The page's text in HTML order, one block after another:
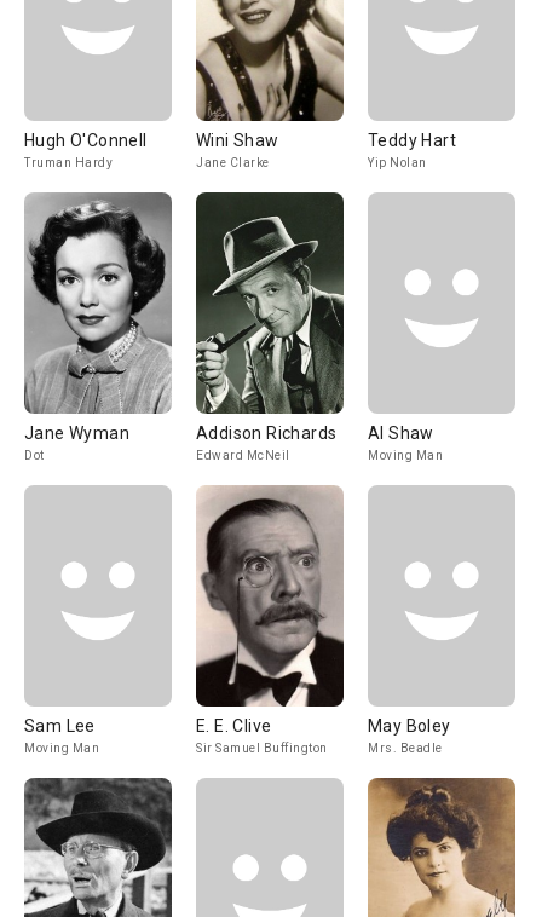
Hugh O'Connell
Truman Hardy
Wini Shaw
Jane Clarke
Teddy Hart
Yip Nolan
Jane Wyman
Dot
Addison Richards
Edward McNeil
Al Shaw
Moving Man
Sam Lee
Moving Man
E. E. Clive
Sir Samuel Buffington
May Boley
Mrs. Beadle